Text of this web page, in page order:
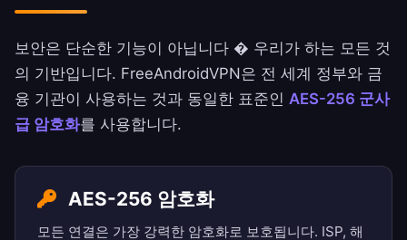
보안은 단순한 기능이 아닙니다 � 우리가 하는 모든 것
의 기반입니다. FreeAndroidVPN은 전 세계 정부와 금
융 기관이 사용하는 것과 동일한 표준인 AES-256 군사
급 암호화를 사용합니다.
AES-256 암호화
모든 연결은 가장 강력한 암호화로 보호됩니다. ISP, 해